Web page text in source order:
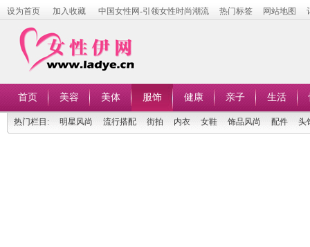
设为首页 加入收藏 中国女性网-引领女性时尚潮流 热门标签 网站地图
首页 美容 美体 服饰 健康 亲子 生活
热门栏目: 明星风尚 流行搭配 街拍 内衣 女鞋 饰品风尚 配件 头